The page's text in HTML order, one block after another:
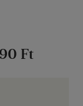
Fradit és
Roccót
Ft